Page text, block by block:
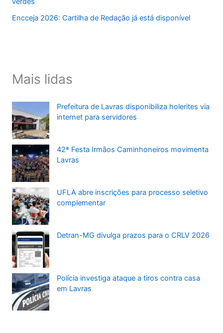
Encceja 2026: Cartilha de Redação já está disponível
Mais lidas
Prefeitura de Lavras disponibiliza holerites via
internet para servidores
42ª Festa Irmãos Caminhoneiros movimenta
Lavras
UFLA abre inscrições para processo seletivo
complementar
Detran-MG divulga prazos para o CRLV 2026
Polícia investiga ataque a tiros contra casa
em Lavras